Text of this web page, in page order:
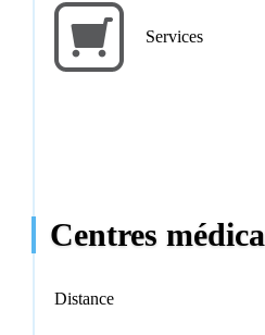
Services
Centres
Distance